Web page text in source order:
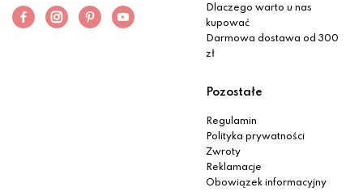
Dlaczego warto u nas
kupować
Darmowa dostawa od 300
zł
Pozostałe
Regulamin
Polityka prywatności
Zwroty
Reklamacje
Obowiązek informacyjny